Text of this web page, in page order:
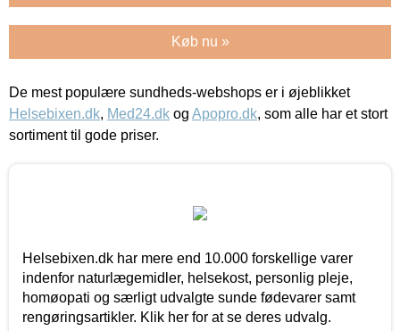
Køb nu »
De mest populære sundheds-webshops er i øjeblikket
Helsebixen.dk, Med24.dk og Apopro.dk, som alle har et stort
sortiment til gode priser.
Helsebixen.dk har mere end 10.000 forskellige varer
indenfor naturlægemidler, helsekost, personlig pleje,
homøopati og særligt udvalgte sunde fødevarer samt
rengøringsartikler. Klik her for at se deres udvalg.